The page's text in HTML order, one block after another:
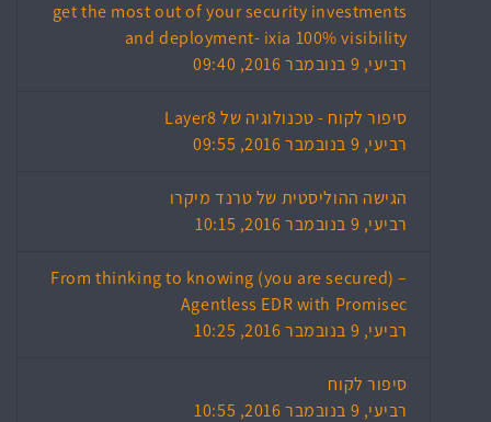
get the most out of your security investments
and deployment- ixia 100% visibility
רביעי, 9 בנובמבר 2016, 09:40
סיפור לקוח - טכנולוגיה של Layer8
רביעי, 9 בנובמבר 2016, 09:55
הגישה ההוליסטית של טרנד מיקרו
רביעי, 9 בנובמבר 2016, 10:15
From thinking to knowing (you are secured) –
Agentless EDR with Promisec
רביעי, 9 בנובמבר 2016, 10:25
סיפור לקוח
רביעי, 9 בנובמבר 2016, 10:55